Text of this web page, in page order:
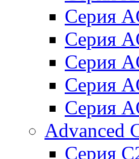
Серия
Серия
Серия
Серия
Серия
Advanced
Серия